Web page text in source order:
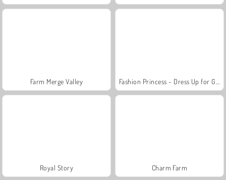
Farm Merge Valley
Royal Story Charm Farm